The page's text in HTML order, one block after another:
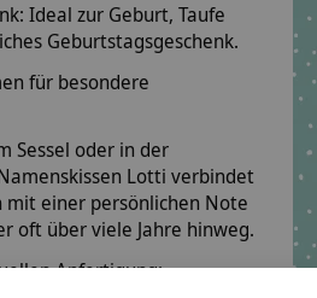
Ideal zur Geburt, Taufe
Geburtstagsgeschenk.
für besondere
Sessel oder in der
Lotti verbindet
mit einer persönlichen Note
oft über viele Jahre hinweg.
Anfertigung: